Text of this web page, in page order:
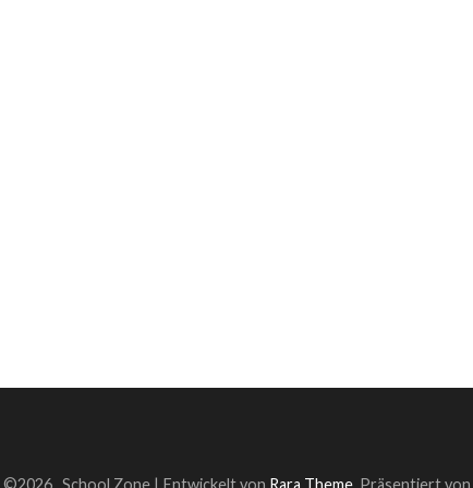
©2026 School Zone | Entwickelt von Rara Theme. Präsentiert von